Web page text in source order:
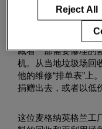
家中随处可见。
一间卧室有 50 台真
藏着一部需要修理的
机。从当地垃圾场回
他的维修“排单表”上
捐赠出去，或者以低
这位麦格纳英格兰工
Reject All